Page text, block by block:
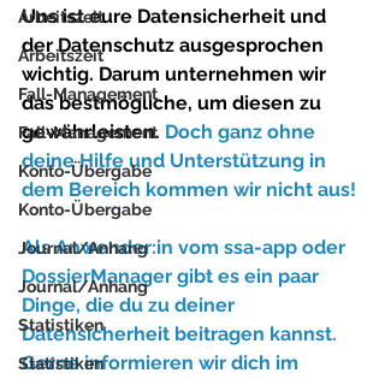
Arbeitszeit
Arbeitszeit
Fall-Management
Fall-Management
Konto-Übergabe
Konto-Übergabe
Journal/Anhang
Journal/Anhang
Statistiken
Statistiken
Uns ist eure Datensicherheit und
der Datenschutz ausgesprochen
wichtig. Darum unternehmen wir
das bestmögliche, um diesen zu
gewährleisten. Doch ganz ohne
deine Hilfe und Unterstützung in
dem Bereich kommen wir nicht aus!
Als Anwender:in vom ssa-app oder
DossierManager gibt es ein paar
Dinge, die du zu deiner
Datensicherheit beitragen kannst.
Gerne informieren wir dich im